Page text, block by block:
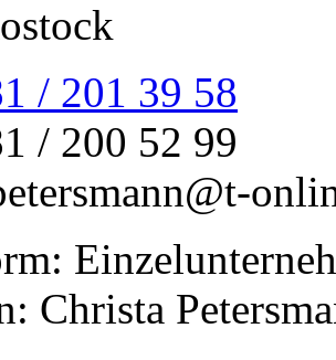
/ 201 39 58
/ 200 52 99
Christa